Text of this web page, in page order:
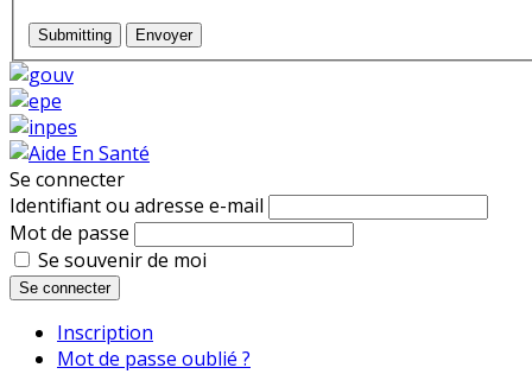
Submitting Envoyer
Se connecter
Identifiant ou adresse e-mail
Mot de passe
Se souvenir de moi
Se connecter
Inscription
Mot de passe oublié ?